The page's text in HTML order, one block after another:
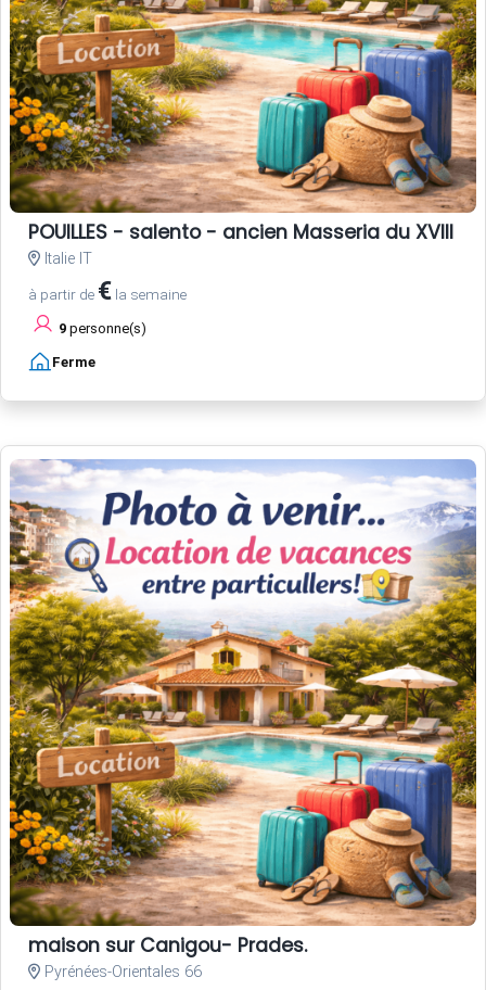
POUILLES - salento - ancien Masseria du XVIII
Italie IT
à partir de € la semaine
9 personne(s)
Ferme
maison sur Canigou- Prades.
Pyrénées-Orientales 66